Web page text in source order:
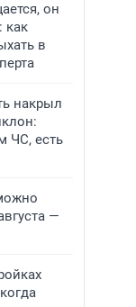
он
как
в
накрыл
ЧС, есть
—